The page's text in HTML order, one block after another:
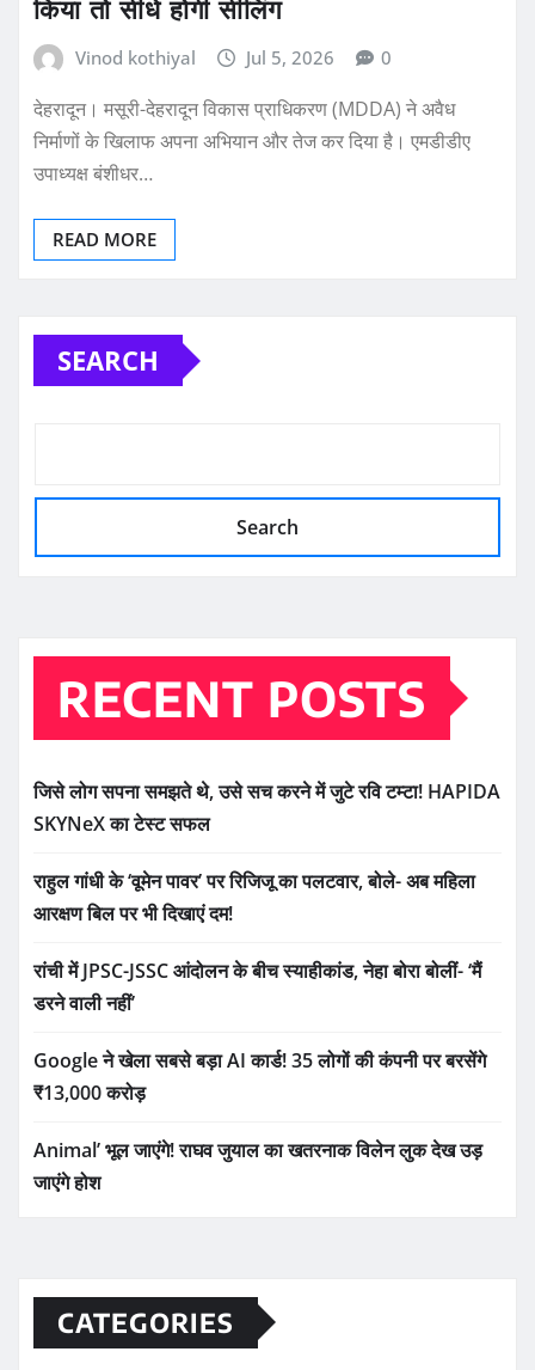
किया तो सीधे होगी सीलिंग
Vinod kothiyal Jul 5, 2026 0
देहरादून। मसूरी-देहरादून विकास प्राधिकरण (MDDA) ने अवैध
निर्माणों के खिलाफ अपना अभियान और तेज कर दिया है। एमडीडीए
उपाध्यक्ष बंशीधर…
READ MORE
SEARCH
Search
RECENT POSTS
जिसे लोग सपना समझते थे, उसे सच करने में जुटे रवि टम्टा! HAPIDA
SKYNeX का टेस्ट सफल
राहुल गांधी के ‘वूमेन पावर’ पर रिजिजू का पलटवार, बोले- अब महिला
आरक्षण बिल पर भी दिखाएं दम!
रांची में JPSC-JSSC आंदोलन के बीच स्याहीकांड, नेहा बोरा बोलीं- ‘मैं
डरने वाली नहीं’
Google ने खेला सबसे बड़ा AI कार्ड! 35 लोगों की कंपनी पर बरसेंगे
₹13,000 करोड़
Animal’ भूल जाएंगे! राघव जुयाल का खतरनाक विलेन लुक देख उड़
जाएंगे होश
CATEGORIES